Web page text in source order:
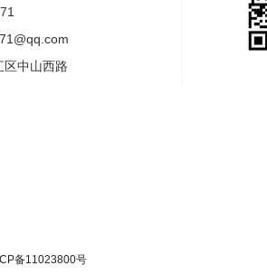
区中山西路
备11023800号